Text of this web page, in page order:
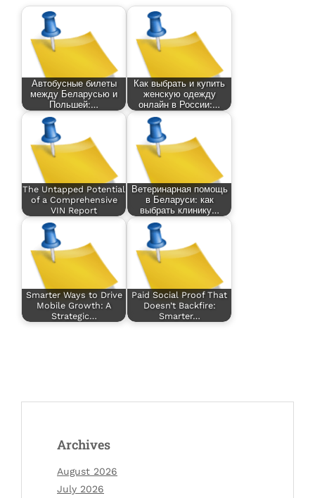
Автобусные билеты
между Беларусью и
Польшей:…
Как выбрать и купить
женскую одежду
онлайн в России:…
The Untapped Potential
of a Comprehensive
VIN Report
Ветеринарная помощь
в Беларуси: как
выбрать клинику…
Smarter Ways to Drive
Mobile Growth: A
Strategic…
Paid Social Proof That
Doesn’t Backfire:
Smarter…
Archives
August 2026
July 2026